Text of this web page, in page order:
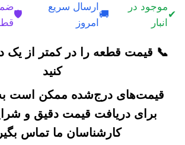
✔
موجود در
انبار
🚚
ارسال سریع
امروز
🛡️
📞 قیمت قطعه را در کمتر از یک
کنید
قیمت‌های درج‌شده ممکن است
برای دریافت قیمت دقیق و
کارشناسان ما تماس